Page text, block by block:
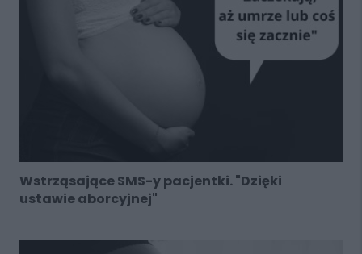
Wstrząsające SMS-y pacjentki. "Dzięki
ustawie aborcyjnej"